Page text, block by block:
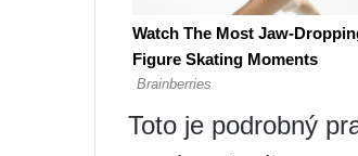
Toto je podrobný